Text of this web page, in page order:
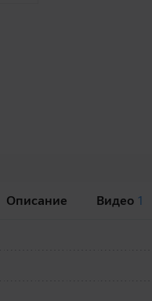
Описание Видео 1